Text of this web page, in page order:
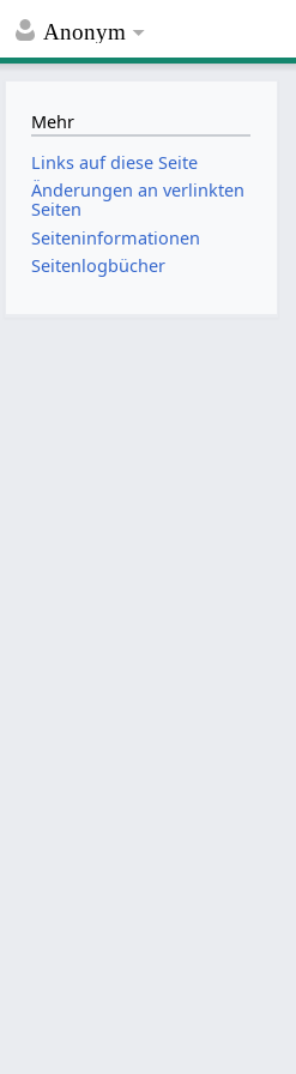
Anonym
Mehr
Links auf diese Seite
Änderungen an verlinkten
Seiten
Seiten­informationen
Seitenlogbücher